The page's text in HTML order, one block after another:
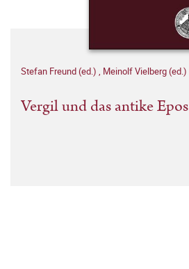
Stefan Freund (ed.) , Meinolf Vielberg (ed.)
Vergil und das antike Epos